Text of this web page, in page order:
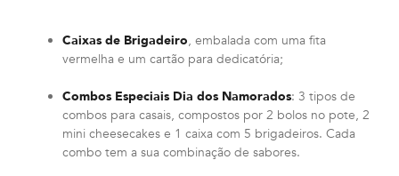
Caixas de Brigadeiro, embalada com uma fita
vermelha e um cartão para dedicatória;
Combos Especiais Dia dos Namorados: 3 tipos de
combos para casais, compostos por 2 bolos no pote, 2
mini cheesecakes e 1 caixa com 5 brigadeiros. Cada
combo tem a sua combinação de sabores.